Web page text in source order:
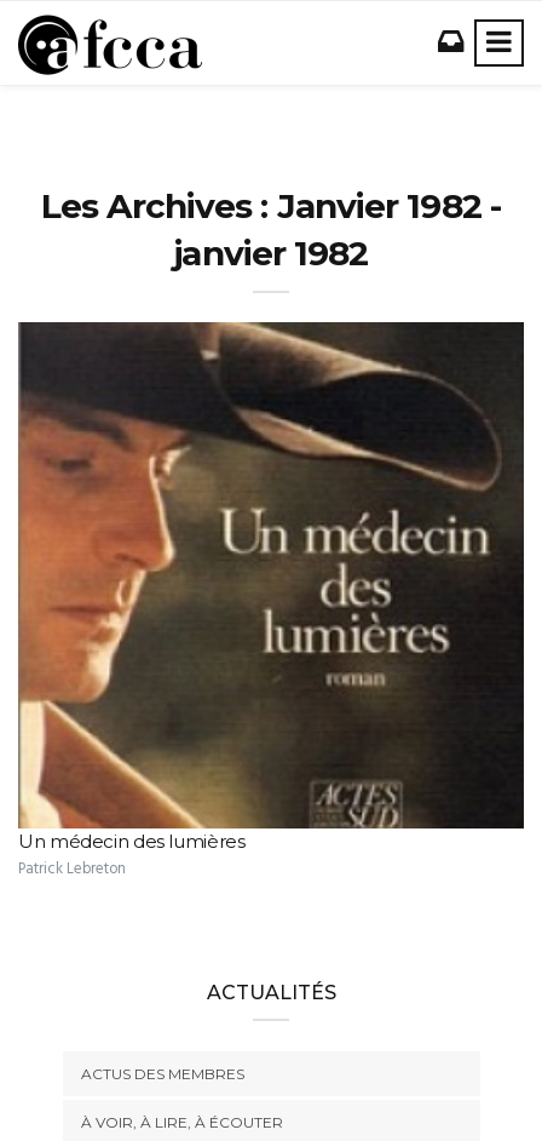
Les Archives : Janvier 1982 -
janvier 1982
Un médecin des lumières
Patrick Lebreton
ACTUALITÉS
ACTUS DES MEMBRES
À VOIR, À LIRE, À ÉCOUTER